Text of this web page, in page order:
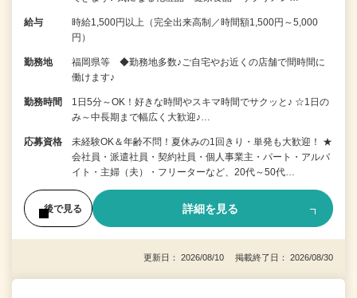
給与
時給1,500円以上（完全出来高制／時間額1,500円～5,000
円）
勤務地
福岡県等 ◆勤務地多数♪ご自宅やお近くの店舗で間時間に
働けます♪
勤務時間
1日5分～OK！好きな時間やスキマ時間でサクッと♪ ☆1日の
み～中長期まで幅広く大歓迎♪…
応募資格
未経験OK＆年齢不問！夏休みの1回きり・単発も大歓迎！ ★
会社員・派遣社員・契約社員・個人事業主・パート・アルバ
イト・主婦（夫）・フリーターなど、20代～50代…
後で見る 詳細を見る
更新日： 2026/08/10 掲載終了日： 2026/08/30